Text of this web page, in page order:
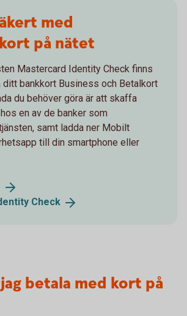
med
på nätet
Mastercard Identity Check finns
ditt bankkort Business och Betalkort
du behöver göra är att skaffa
en av de banker som
samt ladda ner Mobilt
till din smartphone eller
Check
betala med kort på